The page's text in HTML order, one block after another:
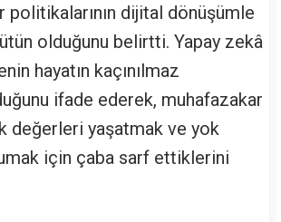
politikalarının dijital dönüşümle
olduğunu belirtti. Yapay zekâ
hayatın kaçınılmaz
ifade ederek, muhafazakar
değerleri yaşatmak ve yok
için çaba sarf ettiklerini